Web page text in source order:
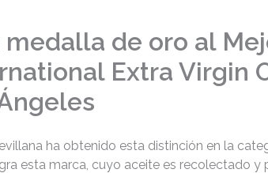
de oro al
Extra Virgin
ha obtenido esta distinción en la
esta marca, cuyo aceite es recolectado y